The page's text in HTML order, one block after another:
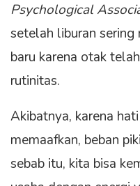
Psychological
setelah liburan
baru karena otak
rutinitas.
Akibatnya, karena
memaafkan, beban
sebab itu, kita bisa